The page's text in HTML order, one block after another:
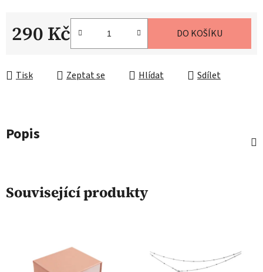
290 Kč DO KOŠÍKU
Tisk Zeptat se Hlídat Sdílet
Popis
Související produkty